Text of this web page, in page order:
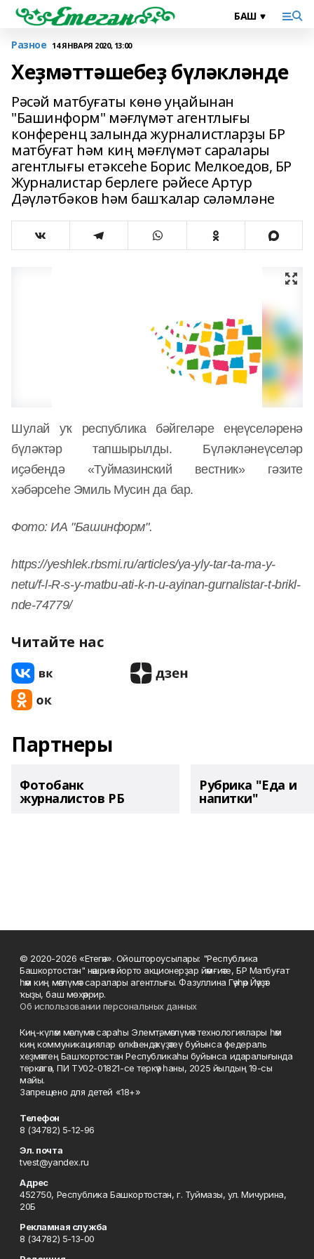
Разное 14 ЯНВАРЯ 2020, 13:00
Хеҙмәттәшебеҙ бүләкләнде
Рәсәй матбуғаты көнө уңайынан
"Башинформ" мәғлүмәт агентлығы
конференц залында журналистларҙы БР
матбуғат һәм киң мәғлүмәт саралары
агентлығы етәксеһе Борис Мелкоедов, БР
Журналистар берлеге рәйесе Артур
Дәүләтбәков һәм башҡалар сәләмләне
Шулай уҡ республика бәйгеләре еңеүселәренә
бүләктәр тапшырылды. Бүләкләнеүселәр
иҫәбендә «Туймазинский вестник» гәзите
хәбәрсеһе Эмиль Мусин да бар.
Фото: ИА "Башинформ".
https://yeshlek.rbsmi.ru/articles/ya-yly-tar-ta-ma-y-
netu/f-l-R-s-y-matbu-ati-k-n-u-ayinan-gurnalistar-t-brikl-
nde-74779/
Читайте нас
Партнеры
Фотобанк
журналистов РБ
Рубрика "Еда и
напитки"
© 2020-2026 «Етегән». Ойоштороусылары: "Республика
Башкортостан" нәшриәт йорто акционерҙар йәмғиәте, БР Матбуғат
һәм киң мәғлүмәт саралары агентлығы. Фазуллина Гәүһәр Йәүҙәт
ҡыҙы, баш мөхәррир.
Об использовании персональных данных
Киң-күләм мәғлүмәт сараһы Элемтә, мәғлүмәт технологиялары һәм
киң коммуникациялар өлкәһендә күҙәтеү буйынса федераль
хеҙмәттең Башҡортостан Республикаһы буйынса идаралығында
теркәлгән, ПИ ТУ02-01821-се теркәү һаны, 2025 йылдың 19-сы
майы.
Запрещено для детей «18+»
Телефон
8 (34782) 5-12-96
Эл. почта
tvest@yandex.ru
Адрес
452750, Республика Башкортостан, г. Туймазы, ул. Мичурина,
20Б
Рекламная служба
8 (34782) 5-13-00